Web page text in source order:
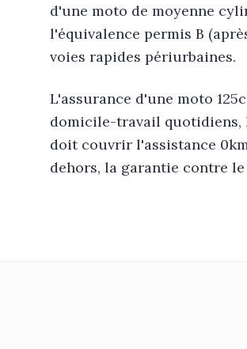
d'une moto de moyenne
l'équivalence permis B
voies rapides périurbaines.
L'assurance d'une moto
domicile-travail quotidiens,
doit couvrir l'assistance
dehors, la garantie contre